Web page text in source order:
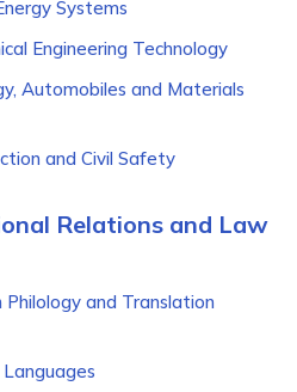
Systems
Engineering Technology
Automobiles and Materials
and Civil Safety
Relations and Law
and Translation